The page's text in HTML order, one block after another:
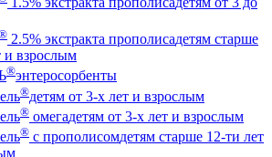
2.5% экстракта прополисадетям старше
и взрослым
®энтеросорбенты
®детям от 3-х лет и взрослым
® омегадетям от 3-х лет и взрослым
® c прополисомдетям старше 12-ти лет